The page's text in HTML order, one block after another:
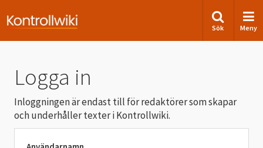
Sök Meny
Logga in
Inloggningen är endast till för redaktörer som skapar
och underhåller texter i Kontrollwiki.